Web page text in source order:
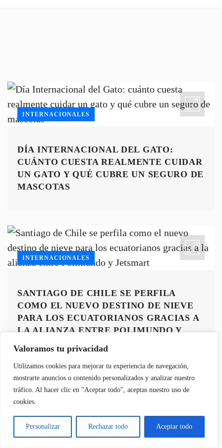
Valoramos tu privacidad
Utilizamos cookies para mejorar tu experiencia de navegación,
mostrarte anuncios o contenido personalizados y analizar nuestro
tráfico. Al hacer clic en "Aceptar todo", aceptas nuestro uso de
cookies.
Personalizar Rechazar todo Aceptar todo
INTERNACIONALES
DÍA INTERNACIONAL DEL GATO:
CUÁNTO CUESTA REALMENTE CUIDAR
UN GATO Y QUÉ CUBRE UN SEGURO DE
MASCOTAS
INTERNACIONALES
SANTIAGO DE CHILE SE PERFILA
COMO EL NUEVO DESTINO DE NIEVE
PARA LOS ECUATORIANOS GRACIAS A
LA ALIANZA ENTRE POLIMUNDO Y